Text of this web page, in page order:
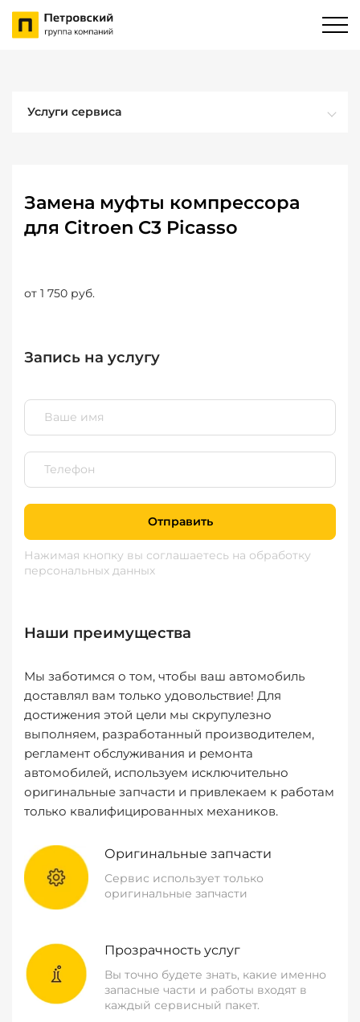
Услуги сервиса
Замена муфты компрессора
для Citroen C3 Picasso
от 1 750 руб.
Запись на услугу
Отправить
Нажимая кнопку вы соглашаетесь на обработку
персональных данных
Наши преимущества
Мы заботимся о том, чтобы ваш автомобиль
доставлял вам только удовольствие! Для
достижения этой цели мы скрупулезно
выполняем, разработанный производителем,
регламент обслуживания и ремонта
автомобилей, используем исключительно
оригинальные запчасти и привлекаем к работам
только квалифицированных механиков.
Оригинальные запчасти
Сервис использует только
оригинальные запчасти
Прозрачность услуг
Вы точно будете знать, какие именно
запасные части и работы входят в
каждый сервисный пакет.